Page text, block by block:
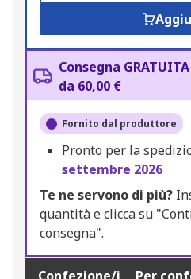
Consegna
da 60,00 €
Fornito dal produttore
Pronto per la
settembre 2026
Te ne servono di più?
quantità e clicca su
consegna".